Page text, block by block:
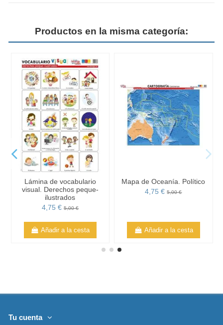
Productos en la misma categoría:
Lámina de vocabulario
visual. Derechos peque-
ilustrados
4,75 € 5,00 €
Añadir a la cesta
Mapa de Oceanía. Político
4,75 €5,00 €
Añadir a la cesta
Tu cuenta